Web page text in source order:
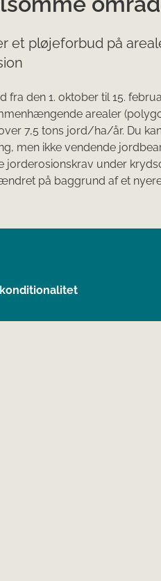
et pløjeforbud på
fra den 1. oktober til 15.
arealer
7,5 tons jord/ha/år. Du
men ikke vendende
jorderosionskrav under
på baggrund af et